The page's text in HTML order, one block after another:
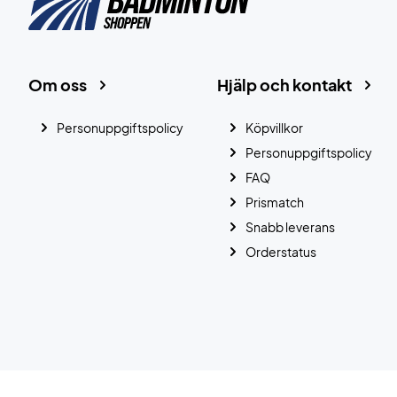
Hjälp och kontakt
Köpvillkor
Personuppgiftspolicy
FAQ
Prismatch
Snabb leverans
Orderstatus
Om oss
Personuppgiftspolicy